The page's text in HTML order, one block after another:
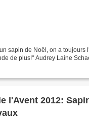
sapin de Noël, on a toujours
de plus!" Audrey Laine
l'Avent 2012: